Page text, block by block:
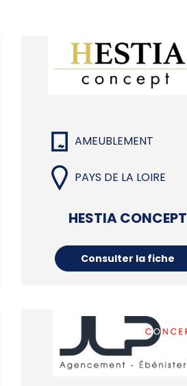
AMEUBLEMENT
PAYS DE LA LOIRE
HESTIA CONCEPT
Consulter la fiche